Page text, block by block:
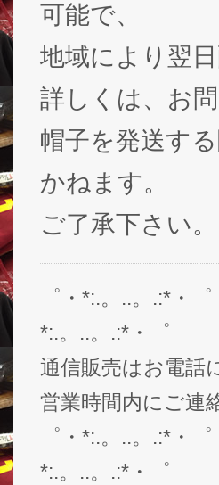
可能で、
地域により翌
詳しくは、お
帽子を発送す
かねます。
ご了承下さい。
゜・*:.。..。.:*・
*:.。..。.:*・゜
通信販売はお電話
営業時間内にご連
゜・*:.。..。.:*・
*:.。..。.:*・゜